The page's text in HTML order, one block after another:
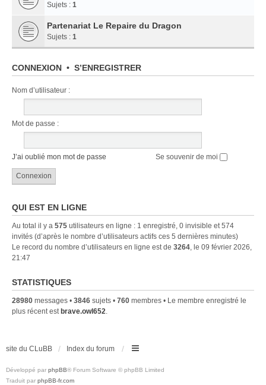
Sujets : 1
Partenariat Le Repaire du Dragon
Sujets : 1
CONNEXION • S’ENREGISTRER
Nom d’utilisateur :
Mot de passe :
J’ai oublié mon mot de passe Se souvenir de moi
QUI EST EN LIGNE
Au total il y a 575 utilisateurs en ligne : 1 enregistré, 0 invisible et 574
invités (d’après le nombre d’utilisateurs actifs ces 5 dernières minutes)
Le record du nombre d’utilisateurs en ligne est de 3264, le 09 février 2026,
21:47
STATISTIQUES
28980 messages • 3846 sujets • 760 membres • Le membre enregistré le
plus récent estbrave.owl652.
site du CLuBB Index du forum
Développé par phpBB® Forum Software © phpBB Limited
Traduit par phpBB-fr.com